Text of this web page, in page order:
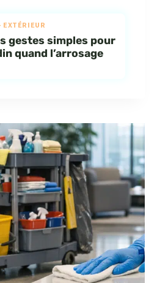
EXTÉRIEUR
gestes simples pour
quand l’arrosage